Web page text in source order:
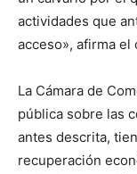
actividades que
acceso», afirma el
La Cámara de
pública sobre las
antes descrita,
recuperación